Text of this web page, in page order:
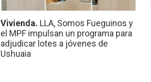
Vivienda. LLA, Somos Fueguinos y
el MPF impulsan un programa para
adjudicar lotes a jóvenes de
Ushuaia